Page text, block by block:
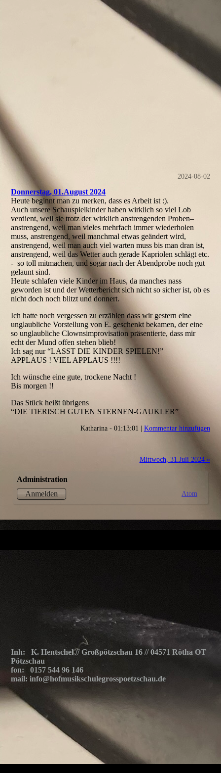
2024-08-02
Donnerstag, 01.August 2024
Heute beginnt man zu merken, dass es Arbeit ist :).
Auch unsere Schauspielkinder haben wirklich so viel Lob
verdient, weil sie trotz der wirklich anstrengenden Proben–
anstrengend, weil man vieles mehrfach immer wiederholen
muss, anstrengend, weil manchmal etwas geändert wird,
anstrengend, weil man auch viel warten muss bis man dran ist,
anstrengend, weil das Wetter auch gerade Kapriolen schlägt etc.
- so toll mitmachen, und sogar nach der Abendprobe noch gut
gelaunt sind.
Heute schlafen viele Kinder im Haus, da manches nass
geworden ist und der Wetterbericht sich nicht so sicher ist, ob es
nicht doch noch blitzt und donnert.
Ich hatte noch vergessen zu erzählen dass wir gestern eine
unglaubliche Vorstellung von E. geschenkt bekamen, der eine
so unglaubliche Clownsimprovisation präsentierte, dass mir
echt der Mund offen stehen blieb!
Ich sag nur “LASST DIE KINDER SPIELEN!”
APPLAUS ! VIEL APPLAUS !!!!
Ich wünsche eine gute, trockene Nacht !
Bis morgen !!
Das Stück heißt übrigens
“DIE TIERISCH GUTEN STERNEN-GAUKLER”
Katharina - 01:13:01 | Kommentar hinzufügen
Mittwoch, 31.Juli 2024 »
Administration
Anmelden
Atom
Inh: K. Hentschel // Großpötzschau 16 // 04571 Rötha OT
Pötzschau
fon: 0157 544 96 146
mail: info@hofmusikschulegrosspoetzschau.de